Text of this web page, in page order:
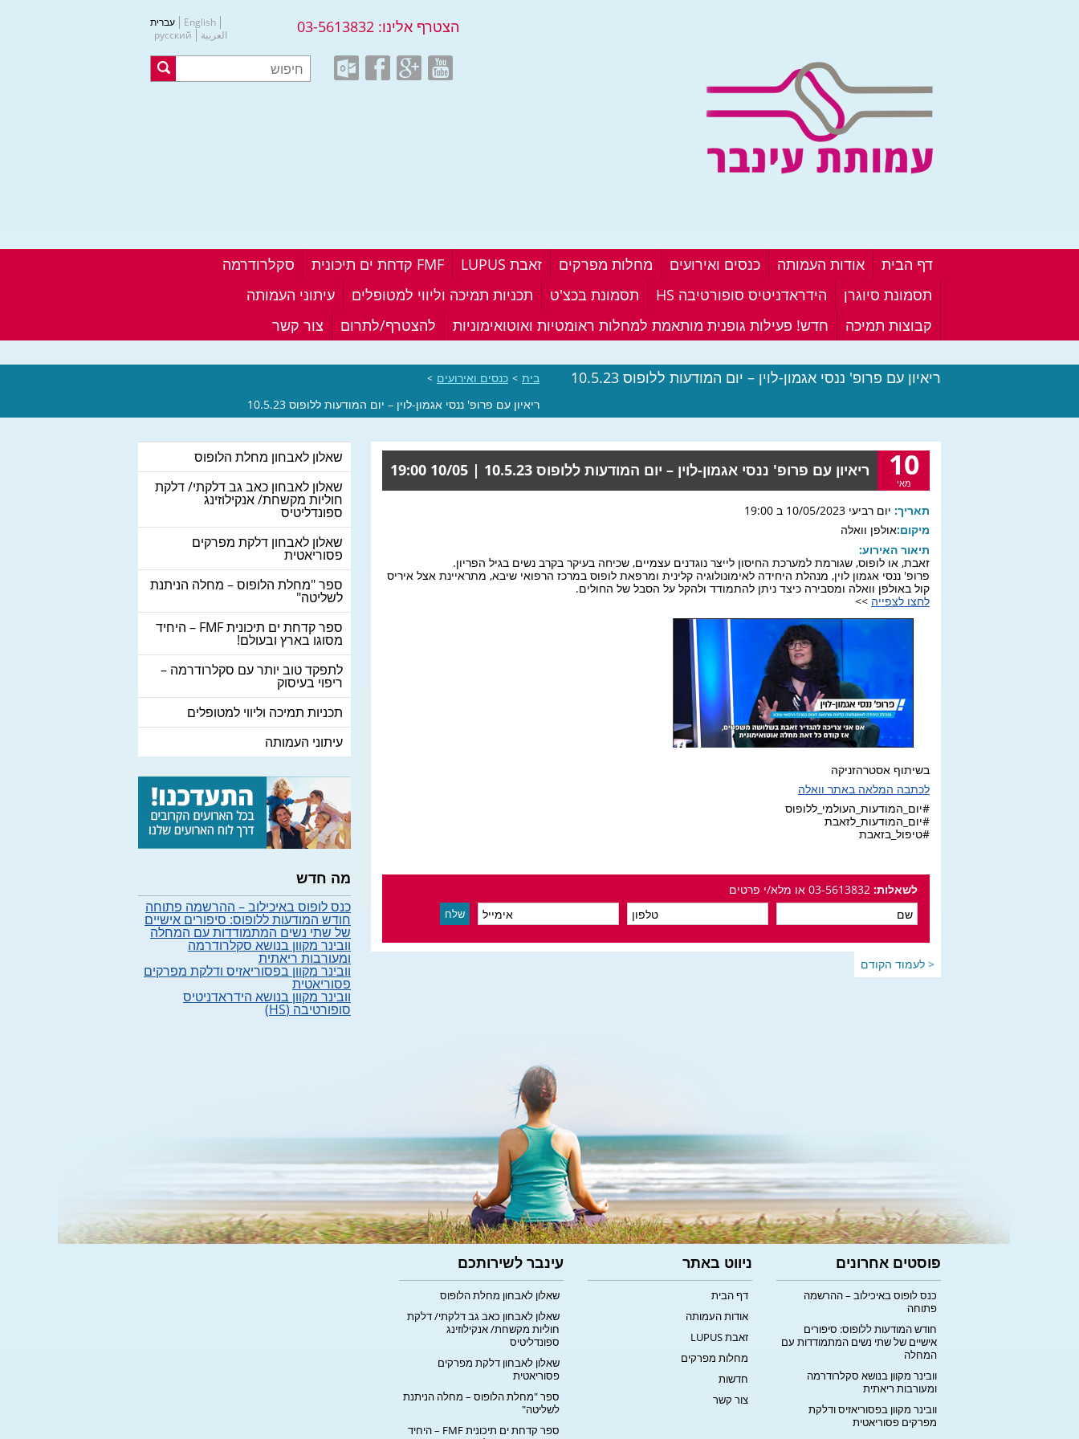
הצטרף אלינו: 03-5613832 עברית
English
русский
العربية
דף הבית אודות העמותה כנסים ואירועים מחלות מפרקים זאבת LUPUS FMF קדחת ים תיכונית
סקלרודרמה
תסמונת סיוגרן
הידראדניטיס סופורטיבה HS תסמונת בכצ'ט תכניות תמיכה וליווי למטופלים
עיתוני העמותה
קבוצות תמיכה
חדש! פעילות גופנית מותאמת למחלות ראומטיות ואוטואימוניות להצטרף/לתרום צור קשר
ריאיון עם פרופ' ננסי אגמון-לוין – יום המודעות ללופוס 10.5.23 בית > כנסים ואירועים >
ריאיון עם פרופ' ננסי אגמון-לוין – יום המודעות ללופוס 10.5.23
10
מאי
ריאיון עם פרופ' ננסי אגמון-לוין – יום המודעות ללופוס 10.5.23 | 10/05 19:00
תאריך: יום רביעי 10/05/2023 ב 19:00
מיקום:אולפן וואלה
תיאור האירוע:
זאבת, או לופוס, שגורמת למערכת החיסון לייצר נוגדנים עצמיים, שכיחה בעיקר בקרב נשים בגיל הפריון.
פרופ' ננסי אגמון לוין, מנהלת היחידה לאימונולוגיה קלינית ומרפאת לופוס במרכז הרפואי שיבא, מתראיינת אצל איריס
קול באולפן וואלה ומסבירה כיצד ניתן להתמודד ולהקל על הסבל של החולים.
לחצו לצפייה >>
בשיתוף אסטרהזניקה
לכתבה המלאה באתר וואלה
#יום_המודעות_העולמי_ללופוס
#יום_המודעות_לזאבת
#טיפול_בזאבת
לשאלות: 03-5613832 או מלא/י פרטים
< לעמוד הקודם
שאלון לאבחון מחלת הלופוס
שאלון לאבחון כאב גב דלקתי/ דלקת
חוליות מקשחת/ אנקילוזינג
ספונדליטיס
שאלון לאבחון דלקת מפרקים
פסוריאטית
ספר "מחלת הלופוס – מחלה הניתנת
לשליטה"
ספר קדחת ים תיכונית FMF – היחיד
מסוגו בארץ ובעולם!
לתפקד טוב יותר עם סקלרודרמה –
ריפוי בעיסוק
תכניות תמיכה וליווי למטופלים
עיתוני העמותה
מה חדש
כנס לופוס באיכילוב – ההרשמה פתוחה
חודש המודעות ללופוס: סיפורים אישיים
של שתי נשים המתמודדות עם המחלה
וובינר מקוון בנושא סקלרודרמה
ומעורבות ריאתית
וובינר מקוון בפסוריאזיס ודלקת מפרקים
פסוריאטית
וובינר מקוון בנושא הידראדניטיס
סופורטיבה (HS)
פוסטים אחרונים
כנס לופוס באיכילוב – ההרשמה
פתוחה
חודש המודעות ללופוס: סיפורים
אישיים של שתי נשים המתמודדות עם
המחלה
וובינר מקוון בנושא סקלרודרמה
ומעורבות ריאתית
וובינר מקוון בפסוריאזיס ודלקת
מפרקים פסוריאטית
ניווט באתר
דף הבית
אודות העמותה
זאבת LUPUS
מחלות מפרקים
חדשות
צור קשר
עינבר לשירותכם
שאלון לאבחון מחלת הלופוס
שאלון לאבחון כאב גב דלקתי/ דלקת
חוליות מקשחת/ אנקילוזינג
ספונדליטיס
שאלון לאבחון דלקת מפרקים
פסוריאטית
ספר "מחלת הלופוס – מחלה הניתנת
לשליטה"
ספר קדחת ים תיכונית FMF – היחיד